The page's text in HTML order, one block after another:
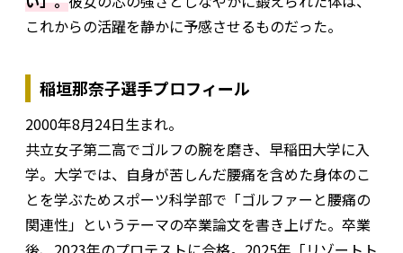
これからの活躍を静かに予感させるものだった。
稲垣那奈子選手プロフィール
2000年8⽉24⽇⽣まれ。
共⽴⼥⼦第⼆⾼でゴルフの腕を磨き、早稲⽥⼤学に⼊
学。⼤学では、⾃⾝が苦しんだ腰痛を含めた⾝体のこ
とを学ぶためスポーツ科学部で「ゴルファーと腰痛の
関連性」というテーマの卒業論⽂を書き上げた。卒業